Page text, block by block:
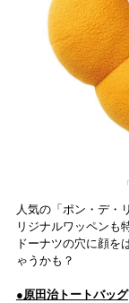
人気の「ポン・デ・
リジナルワッペンも
ドーナツの穴に顔を
ゃうかも？
●原田治トートバッグ